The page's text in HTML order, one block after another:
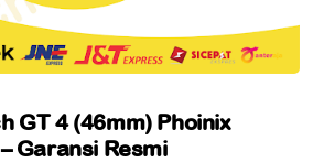
GT 4 (46mm) Phoinix
Garansi Resmi